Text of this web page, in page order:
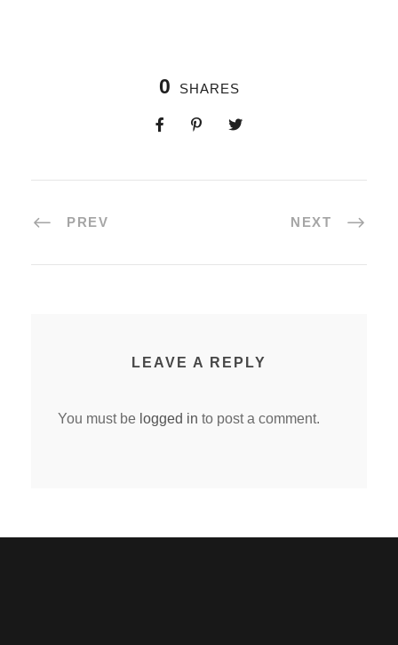
0 SHARES
PREV NEXT
LEAVE A REPLY
You must be logged in to post a comment.